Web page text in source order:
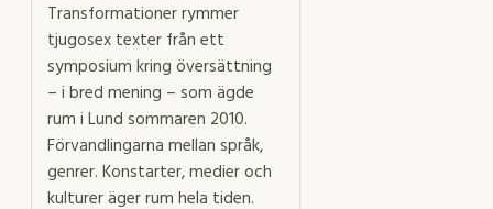
Transformationer rymmer
tjugosex texter från ett
symposium kring översättning
– i bred mening – som ägde
rum i Lund sommaren 2010.
Förvandlingarna mellan språk,
genrer. Konstarter, medier och
kulturer äger rum hela tiden.